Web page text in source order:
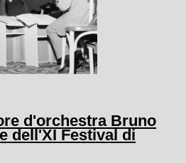
d'orchestra Bruno
dell'XI Festival di